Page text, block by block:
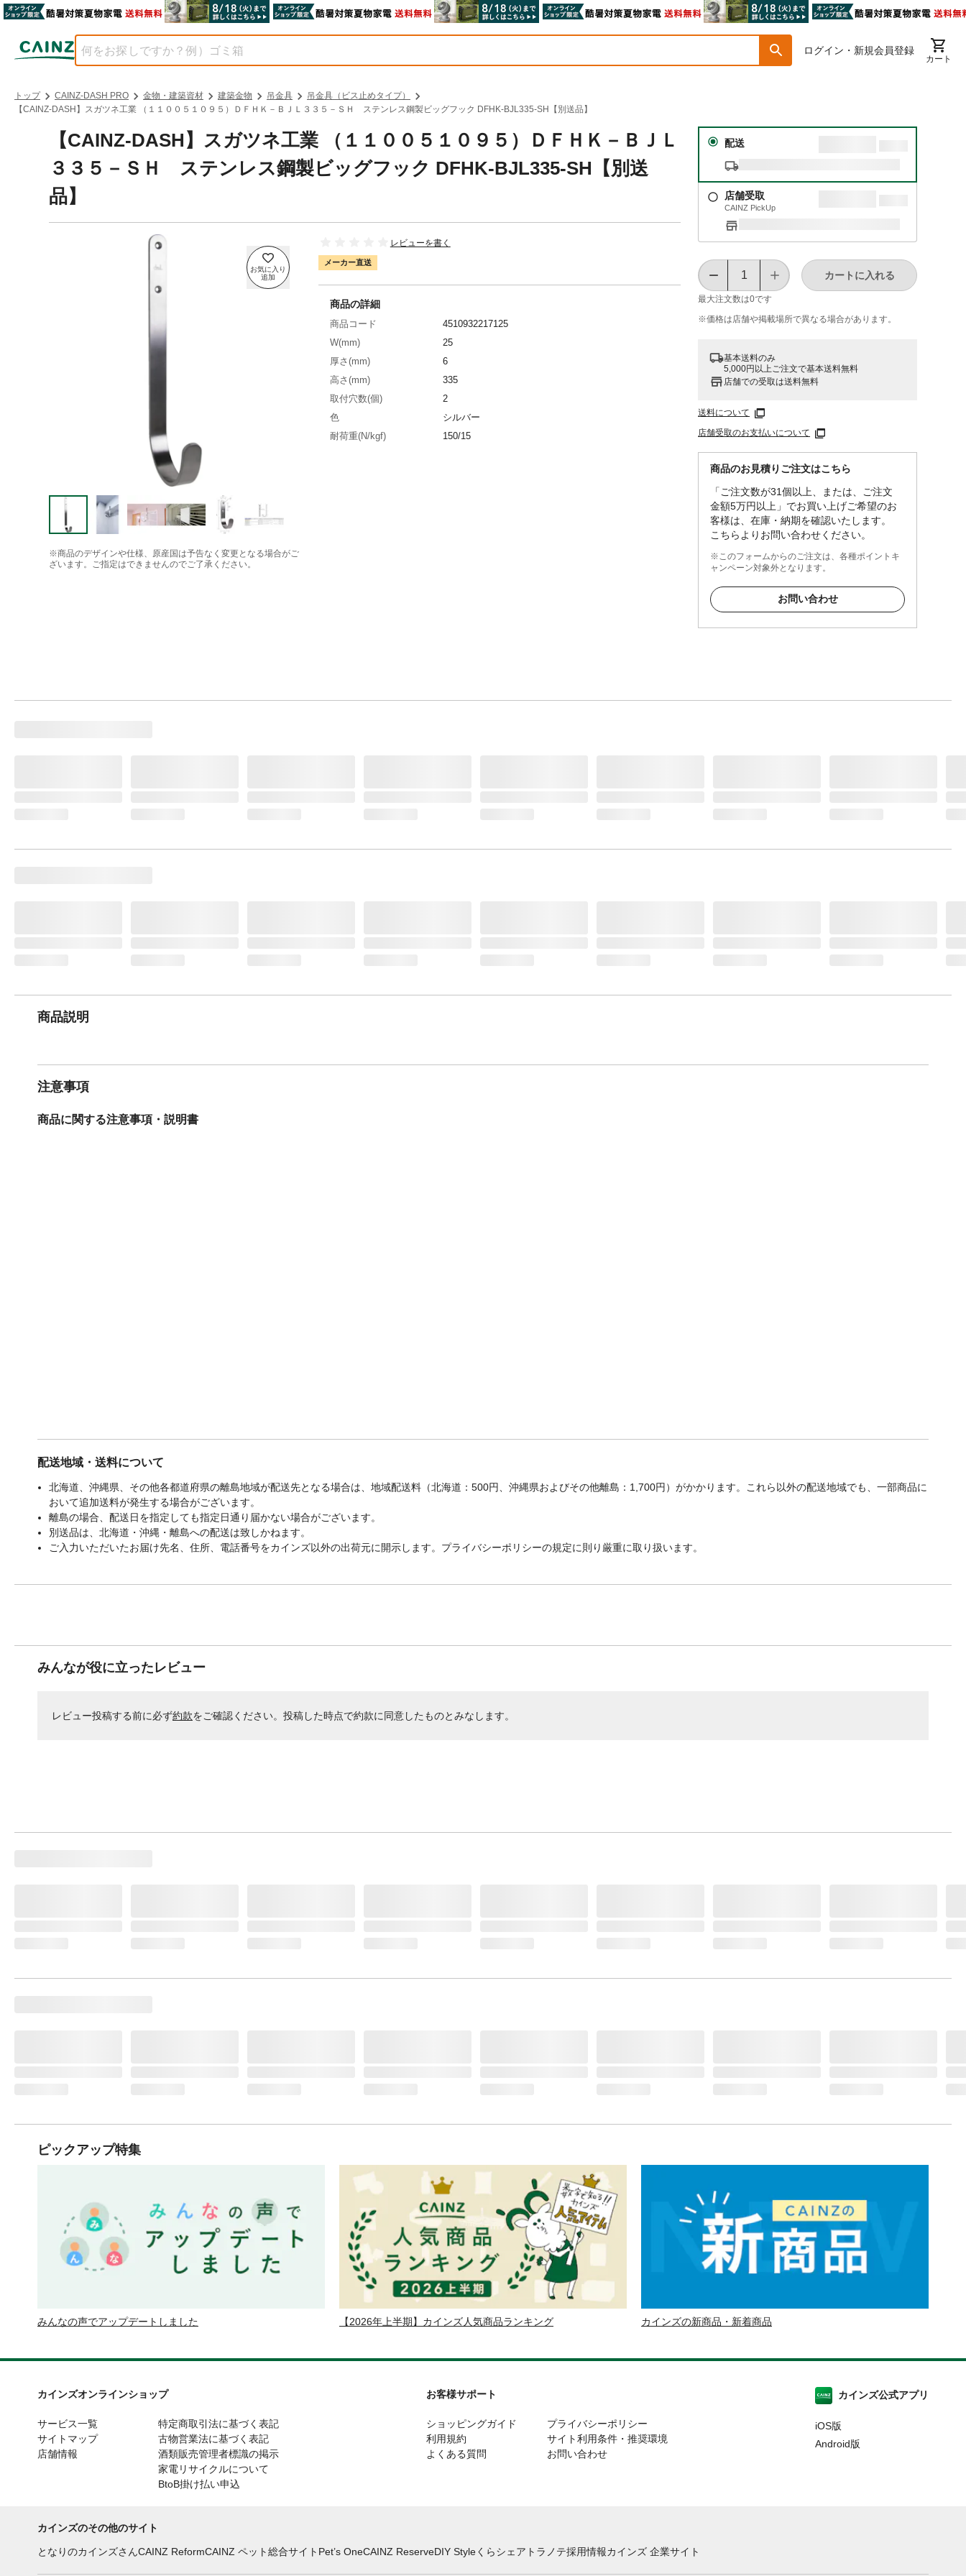
ログイン・新規会員登録
カート
トップ CAINZ-DASH PRO 金物・建築資材 建築金物 吊金具
吊金具（ビス止めタイプ）
【CAINZ-DASH】スガツネ工業 （１１００５１０９５）ＤＦＨＫ－ＢＪＬ３３５－ＳＨ ステンレス鋼製ビッグフック DFHK-BJL335-SH【別送品】
【CAINZ-DASH】スガツネ工業 （１１００５１０９５）ＤＦＨＫ－ＢＪＬ
３３５－ＳＨ ステンレス鋼製ビッグフック DFHK-BJL335-SH【別送
品】
※商品のデザインや仕様、原産国は予告なく変更となる場合がご
ざいます。ご指定はできませんのでご了承ください。
レビューを書く
メーカー直送
配送
店舗受取
CAINZ PickUp
最大注文数は0です
カートに入れる
※価格は​店舗や​掲載場所で​異なる​場合が​あります。
基本送料のみ
5,000円以上ご注文で基本送料無料
店舗での受取は送料無料
送料について
店舗受取のお支払いについて
商品のお見積りご注文はこちら
「ご注文数が31個以上、または、ご注文
金額5万円以上」でお買い上げご希望のお
客様は、在庫・納期を確認いたします。
こちらよりお問い合わせください。
※このフォームからのご注文は、各種ポイントキ
ャンペーン対象外となります。
お問い合わせ
商品の詳細
商品コード
4510932217125
W(mm)
25
厚さ(mm)
6
高さ(mm)
335
取付穴数(個)
2
色
シルバー
耐荷重(N/kgf)
150/15
商品説明
注意事項
商品に関する注意事項・説明書
配送地域・送料について
北海道、沖縄県、その他各都道府県の離島地域が配送先となる場合は、地域配送料（北海道：500円、沖縄県およびその他離島：1,700円）がかかります。これら以外の配送地域でも、一部商品に
おいて追加送料が発生する場合がございます。
離島の場合、配送日を指定しても指定日通り届かない場合がございます。
別送品は、北海道・沖縄・離島への配送は致しかねます。
ご入力いただいたお届け先名、住所、電話番号をカインズ以外の出荷元に開示します。プライバシーポリシーの規定に則り厳重に取り扱います。
みんなが役に立ったレビュー
レビュー投稿する前に必ず約款をご確認ください。投稿した時点で約款に同意したものとみなします。
ピックアップ特集
みんなの声でアップデートしました 【2026年上半期】カインズ人気商品ランキング カインズの新商品・新着商品
カインズオンラインショップ
サービス一覧
サイトマップ
店舗情報
特定商取引法に基づく表記
古物営業法に基づく表記
酒類販売管理者標識の掲示
家電リサイクルについて
BtoB掛け払い申込
お客様サポート
ショッピングガイド
利用規約
よくある質問
プライバシーポリシー
サイト利用条件・推奨環境
お問い合わせ
カインズ公式アプリ
iOS版
Android版
カインズのその他のサイト
となりのカインズさんCAINZ ReformCAINZ ペット総合サイト Pet’s OneCAINZ ReserveDIY Styleくらシェア トラノテ採用情報カインズ 企業サイト